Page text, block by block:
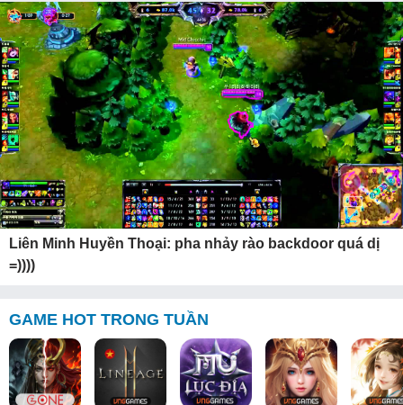
Liên Minh Huyền Thoại: pha nhảy rào backdoor quá dị
=))))
GAME HOT TRONG TUẦN